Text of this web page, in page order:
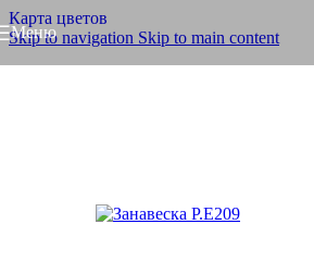
Карта цветов
Skip to navigation Skip to main content
Меню